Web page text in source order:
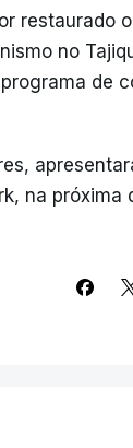
restaurado
no
de
na próxima